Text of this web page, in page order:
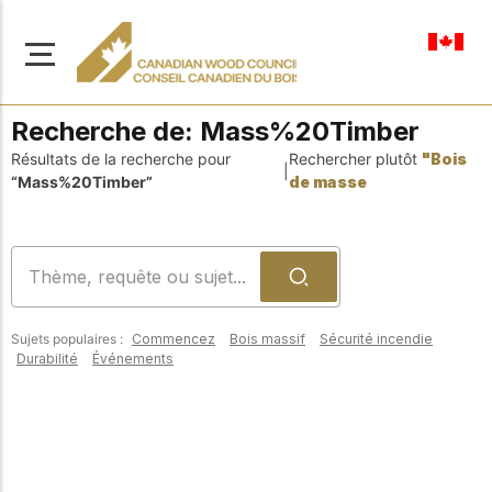
Accédez à un large
À propos de nous
Apprenez-en davantage
sur notre mission visant à
promouvoir la
construction en bois
Recherche de: Mass%20Timber
Résultats de la recherche pour
“Mass%20Timber”
Rechercher plutôt "Bois
de masse
Sujets populaires : Commencez Bois massif
Sécurité incendie
Durabilité
Événements